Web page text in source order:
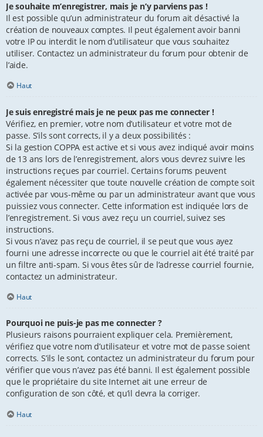
Je souhaite m’enregistrer, mais je n’y parviens pas !
Il est possible qu’un administrateur du forum ait désactivé la
création de nouveaux comptes. Il peut également avoir banni
votre IP ou interdit le nom d’utilisateur que vous souhaitez
utiliser. Contactez un administrateur du forum pour obtenir de
l’aide.
Haut
Je suis enregistré mais je ne peux pas me connecter !
Vérifiez, en premier, votre nom d’utilisateur et votre mot de
passe. S’ils sont corrects, il y a deux possibilités :
Si la gestion COPPA est active et si vous avez indiqué avoir moins
de 13 ans lors de l’enregistrement, alors vous devrez suivre les
instructions reçues par courriel. Certains forums peuvent
également nécessiter que toute nouvelle création de compte soit
activée par vous-même ou par un administrateur avant que vous
puissiez vous connecter. Cette information est indiquée lors de
l’enregistrement. Si vous avez reçu un courriel, suivez ses
instructions.
Si vous n’avez pas reçu de courriel, il se peut que vous ayez
fourni une adresse incorrecte ou que le courriel ait été traité par
un filtre anti-spam. Si vous êtes sûr de l’adresse courriel fournie,
contactez un administrateur.
Haut
Pourquoi ne puis-je pas me connecter ?
Plusieurs raisons pourraient expliquer cela. Premièrement,
vérifiez que votre nom d’utilisateur et votre mot de passe soient
corrects. S’ils le sont, contactez un administrateur du forum pour
vérifier que vous n’avez pas été banni. Il est également possible
que le propriétaire du site Internet ait une erreur de
configuration de son côté, et qu’il devra la corriger.
Haut